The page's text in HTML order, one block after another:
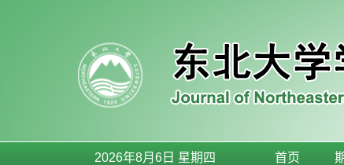
2026年8月6日 星期四 首页